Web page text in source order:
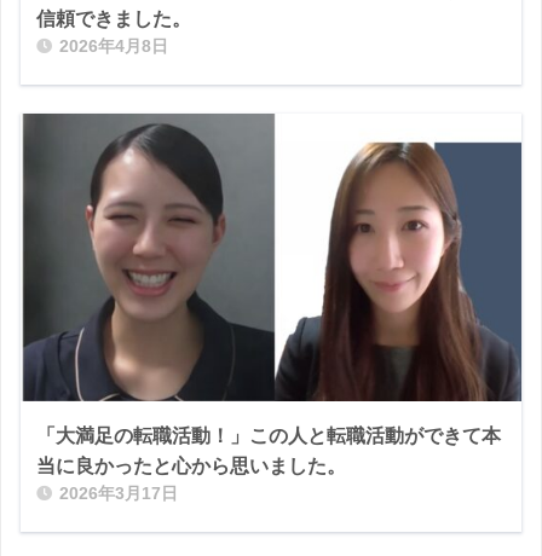
信頼できました。
2026年4月8日
「大満足の転職活動！」この人と転職活動ができて本
当に良かったと心から思いました。
2026年3月17日